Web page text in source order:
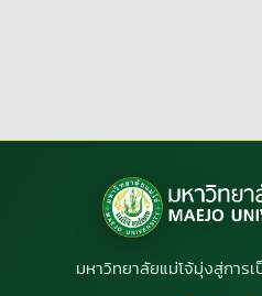
มหาวิทยาลัยแม่โจ้มุ่งสู่การ